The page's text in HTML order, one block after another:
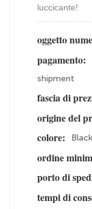
luccicante!
oggetto
pagamento:
shipment
fascia di
origine del
colore:
ordine
porto di
tempi di